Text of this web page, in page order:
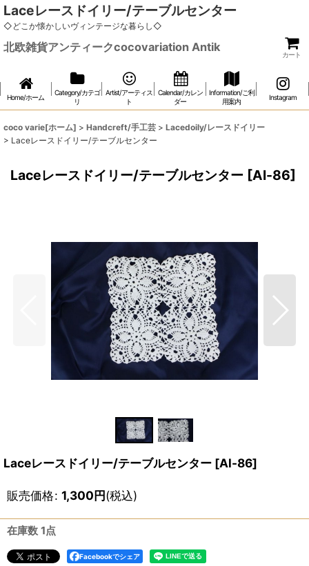
Laceレースドイリー/テーブルセンター
◇どこか懐かしいヴィンテージな暮らし◇
北欧雑貨アンティークcocovariation Antik
カート
Home/ホーム
Category/カテゴ
リ
Artist/アーティス
ト
Calendar/カレン
ダー
Information/ご利
用案内
Instagram
coco varie[ホーム] > Handcreft/手工芸 > Lacedoily/レースドイリー
> Laceレースドイリー/テーブルセンター
Laceレースドイリー/テーブルセンター [Al-86]
Laceレースドイリー/テーブルセンター [Al-86]
販売価格: 1,300円(税込)
在庫数 1点
Facebookでシェア